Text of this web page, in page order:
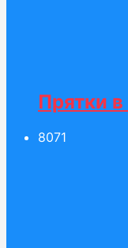
Прятки
8071